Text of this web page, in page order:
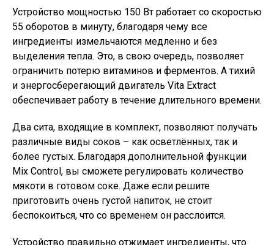
Устройство мощностью 150 Вт работает со скоростью
55 оборотов в минуту, благодаря чему все
ингредиенты измельчаются медленно и без
выделения тепла. Это, в свою очередь, позволяет
ограничить потерю витаминов и ферментов. А тихий
и энергосберегающий двигатель Vita Extract
обеспечивает работу в течение длительного времени.
Два сита, входящие в комплект, позволяют получать
различные виды соков – как осветлённых, так и
более густых. Благодаря дополнительной функции
Mix Control, вы сможете регулировать количество
мякоти в готовом соке. Даже если решите
приготовить очень густой напиток, не стоит
беспокоиться, что со временем он расслоится.
Устройство правильно отжимает ингредиенты, что